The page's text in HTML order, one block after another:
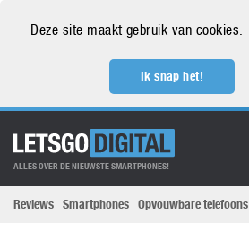
Deze site maakt gebruik van cookies.
Ik snap het!
ALLES OVER DE NIEUWSTE SMARTPHONES!
Reviews Smartphones Opvouwbare telefoons